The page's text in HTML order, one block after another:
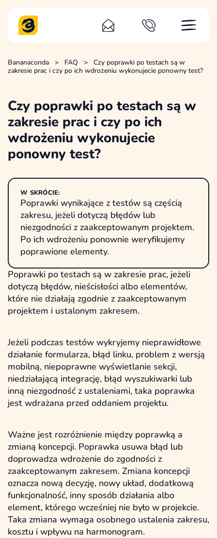
Bananaconda > FAQ >
Czy poprawki po testach są w
zakresie prac i czy po ich wdrożeniu wykonujecie ponowny test?
Czy poprawki po testach są w
zakresie prac i czy po ich
wdrożeniu wykonujecie
ponowny test?
W SKRÓCIE:
Poprawki wynikające z testów są częścią
zakresu, jeżeli dotyczą błędów lub
niezgodności z zaakceptowanym projektem.
Po ich wdrożeniu ponownie weryfikujemy
poprawione elementy.
Poprawki po testach są w zakresie prac, jeżeli
dotyczą błędów, nieścisłości albo elementów,
które nie działają zgodnie z zaakceptowanym
projektem i ustalonym zakresem.
Jeżeli podczas testów wykryjemy nieprawidłowe
działanie formularza, błąd linku, problem z wersją
mobilną, niepoprawne wyświetlanie sekcji,
niedziałającą integrację, błąd wyszukiwarki lub
inną niezgodność z ustaleniami, taka poprawka
jest wdrażana przed oddaniem projektu.
Ważne jest rozróżnienie między poprawką a
zmianą koncepcji. Poprawka usuwa błąd lub
doprowadza wdrożenie do zgodności z
zaakceptowanym zakresem. Zmiana koncepcji
oznacza nową decyzję, nowy układ, dodatkową
funkcjonalność, inny sposób działania albo
element, którego wcześniej nie było w projekcie.
Taka zmiana wymaga osobnego ustalenia zakresu,
kosztu i wpływu na harmonogram.